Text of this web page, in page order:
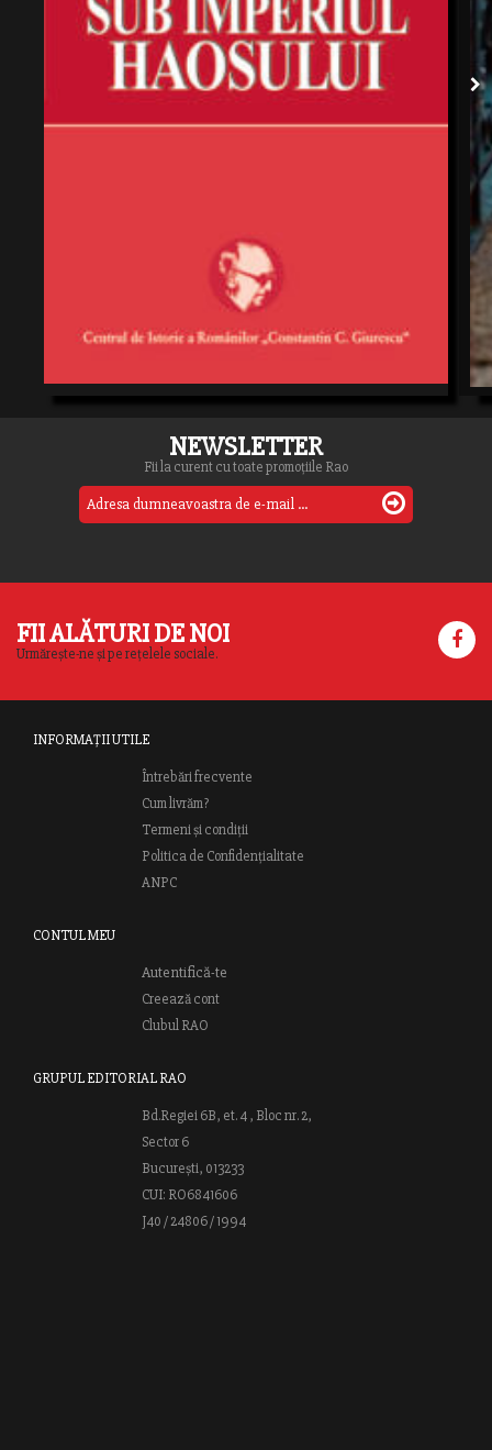
NEWSLETTER
Fii la curent cu toate promoțiile Rao
FII ALĂTURI DE NOI
Urmărește-ne și pe rețelele sociale.
INFORMAȚII UTILE
Întrebări frecvente
Cum livrăm?
Termeni și condiții
Politica de Confidențialitate
ANPC
CONTUL MEU
Autentifică-te
Creează cont
Clubul RAO
GRUPUL EDITORIAL RAO
Bd.Regiei 6B, et. 4 , Bloc nr. 2,
Sector 6
București, 013233
CUI: RO6841606
J40 / 24806 / 1994